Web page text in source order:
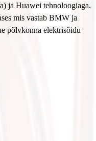
ja Huawei tehnoloogiaga.
mis vastab BMW ja
põlvkonna elektrisõidu